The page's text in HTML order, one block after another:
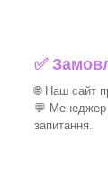
✅
🌐 Наш сайт
💬 Менеджер
запитання.